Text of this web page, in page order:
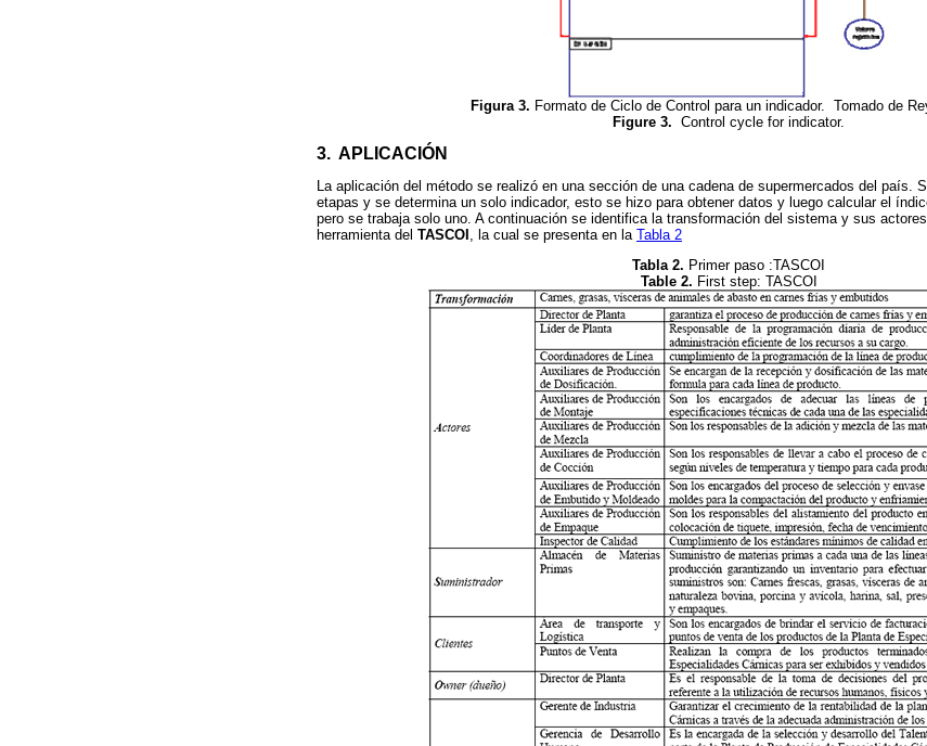
Figura 3. Formato de Ciclo de Control para un indicador. Tomado de
Figure 3. Control cycle for indicator.
3. APLICACIÓN
La aplicación del método se realizó en una sección de una cadena de supermercados del país.
etapas y se determina un solo indicador, esto se hizo para obtener datos y luego calcular el
pero se trabaja solo uno. A continuación se identifica la transformación del sistema y sus
herramienta del TASCOI , la cual se presenta en la Tabla 2
Tabla 2. Primer paso :TASCOI
Table 2. First step: TASCOI